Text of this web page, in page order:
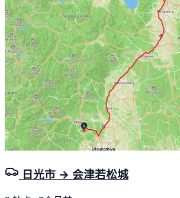
日光市 → 会津若松城